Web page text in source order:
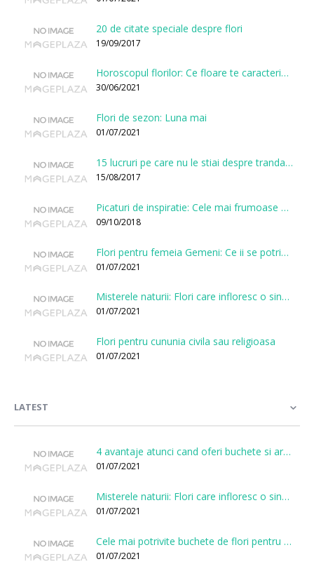
20 de citate speciale despre flori
19/09/2017
Horoscopul florilor: Ce floare te caracterizeaza in functie de ziua nasterii?
30/06/2021
Flori de sezon: Luna mai
01/07/2021
15 lucruri pe care nu le stiai despre trandafiri
15/08/2017
Picaturi de inspiratie: Cele mai frumoase citate despre flori
09/10/2018
Flori pentru femeia Gemeni: Ce ii se potriveste, ce ii poarta noroc si ce o caracterizeaza?
01/07/2021
Misterele naturii: Flori care infloresc o singura data la cateva sute de ani
01/07/2021
Flori pentru cununia civila sau religioasa
01/07/2021
LATEST
4 avantaje atunci cand oferi buchete si aranjamente printr-o florarie online
01/07/2021
Misterele naturii: Flori care infloresc o singura data la cateva sute de ani
01/07/2021
Cele mai potrivite buchete de flori pentru onomastici
01/07/2021